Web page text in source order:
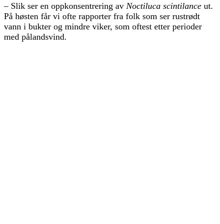
– Slik ser en oppkonsentrering av Noctiluca scintilance ut.
På høsten får vi ofte rapporter fra folk som ser rustrødt
vann i bukter og mindre viker, som oftest etter perioder
med pålandsvind.